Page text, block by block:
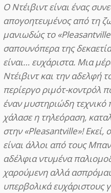
Ο Ντέιβιντ είναι ένας
απογοητευμένος από τη
μανιωδώς το
σαπουνόπερα της
είναι… ευχάριστα. Μια
Ντέιβιντ και την αδελφή
περίεργο ριμότ-κοντρόλ
έναν μυστηριώδη τεχνικό
χάλασε η τηλεόραση,
στην «Pleasantville»! Εκεί,
είναι άλλοι από τους
αδέλφια ντυμένα
χαρούμενη αλλά
υπερβολικά ευχάριστους